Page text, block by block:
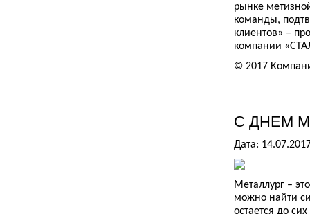
рынке
команды,
клиентов» –
компании
© 2017
С ДНЕМ
Дата:
Металлург –
можно найти
остается до